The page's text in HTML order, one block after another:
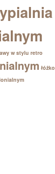
w stylu retro
łóżko